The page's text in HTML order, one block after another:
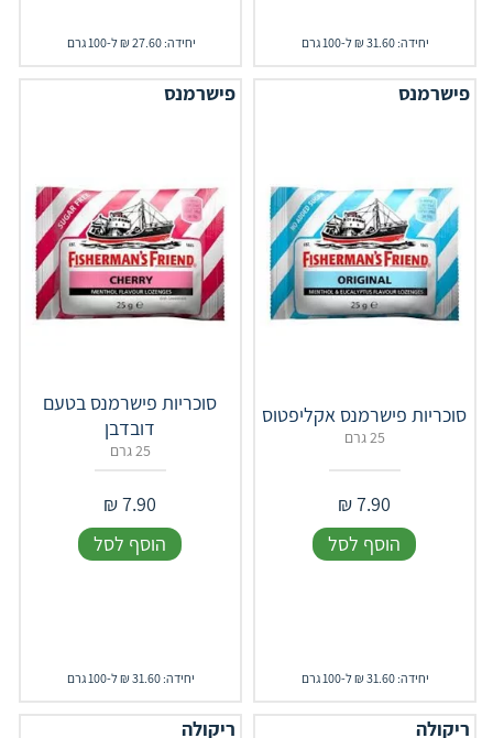
יחידה: 31.60 ₪ ל-100 גרם יחידה: 27.60 ₪ ל-100 גרם
פישרמנס
סוכריות פישרמנס אקליפטוס
25 גרם
7.90
₪
הוסף לסל
יחידה: 31.60 ₪ ל-100 גרם
פישרמנס
סוכריות פישרמנס בטעם
דובדבן
25 גרם
7.90
₪
הוסף לסל
יחידה: 31.60 ₪ ל-100 גרם
ריקולה ריקולה